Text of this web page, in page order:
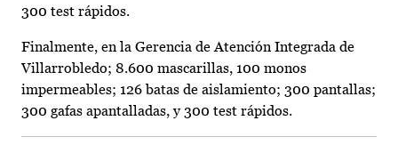
300 test rápidos.
Finalmente, en la Gerencia de Atención Integrada de
Villarrobledo; 8.600 mascarillas, 100 monos
impermeables; 126 batas de aislamiento; 300 pantallas;
300 gafas apantalladas, y 300 test rápidos.